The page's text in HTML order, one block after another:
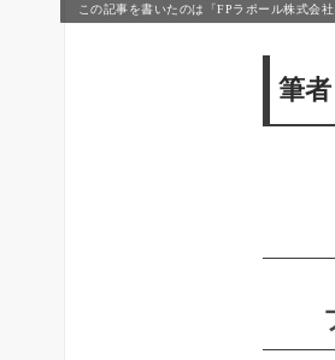
この記事を書いたのは「FPラポール株式会社
筆